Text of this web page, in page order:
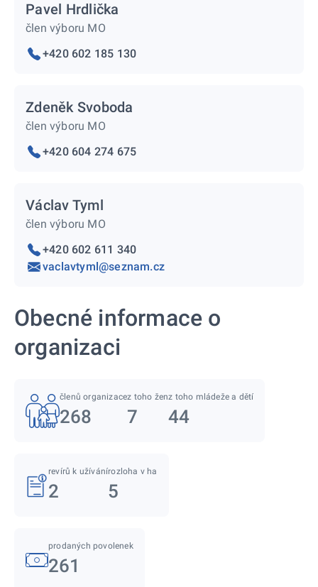
Pavel Hrdlička
člen výboru MO
+420 602 185 130
Zdeněk Svoboda
člen výboru MO
+420 604 274 675
Václav Tyml
člen výboru MO
+420 602 611 340
vaclavtyml@seznam.cz
Obecné informace o
organizaci
členů organizace
268
z toho žen
7
z toho mládeže a dětí
44
revírů k užívání
2
rozloha v ha
5
prodaných povolenek
261